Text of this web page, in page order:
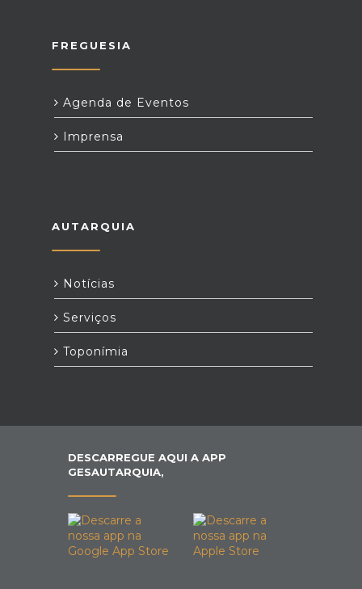
FREGUESIA
Agenda de Eventos
Imprensa
AUTARQUIA
Notícias
Serviços
Toponímia
DESCARREGUE AQUI A APP
GESAUTARQUIA,